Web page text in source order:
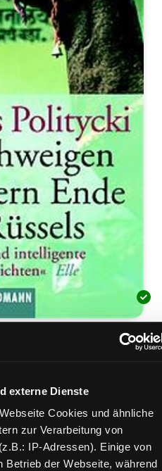
externe Dienste
Cookies und ähnliche
zur Verarbeitung von
IP-Adressen). Einige von
Betrieb der Webseite, während
am andern
Verfasser
ausblenden